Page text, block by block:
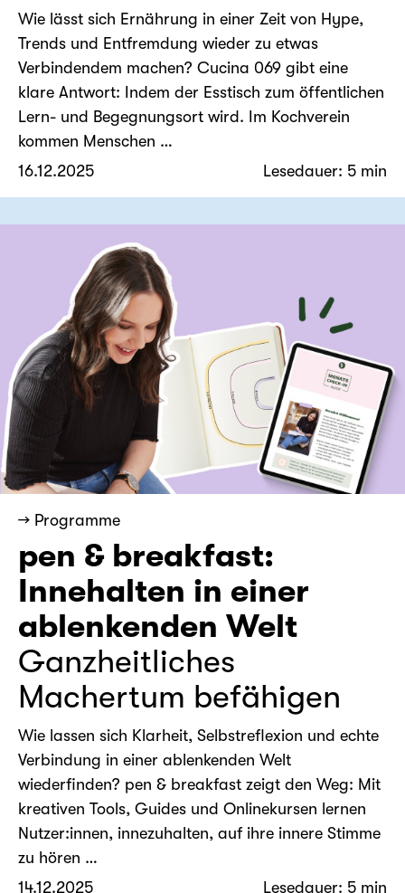
Wie lässt sich Ernährung in einer Zeit von Hype,
Trends und Entfremdung wieder zu etwas
Verbindendem machen? Cucina 069 gibt eine
klare Antwort: Indem der Esstisch zum öffentlichen
Lern- und Begegnungsort wird. Im Kochverein
kommen Menschen …
16.12.2025
Lesedauer: 5 min
→ Programme
pen & breakfast:
Innehalten in einer
ablenkenden Welt
Ganzheitliches
Machertum befähigen
Wie lassen sich Klarheit, Selbstreflexion und echte
Verbindung in einer ablenkenden Welt
wiederfinden? pen & breakfast zeigt den Weg: Mit
kreativen Tools, Guides und Onlinekursen lernen
Nutzer:innen, innezuhalten, auf ihre innere Stimme
zu hören …
14.12.2025
Lesedauer: 5 min